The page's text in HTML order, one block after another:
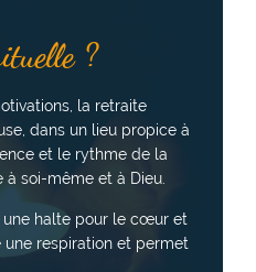
?
la retraite
dans un lieu propice à
et le rythme de la
soi-même et à Dieu.
halte pour le cœur et
une respiration et permet